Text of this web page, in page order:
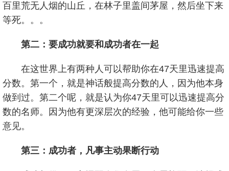
百里荒无人烟的山丘，在林子里盖间茅屋，然后坐下来
等死。。。
第二：要成功就要和成功者在一起
在这世界上有两种人可以帮助你在47天里迅速提高
分数。第一个，就是神话般提高分数的人，因为他本身
做到过。第二个呢，就是认为你47天里可以迅速提高分
数的名师。因为他有更深层次的经验，他可能给你一些
意见。
第三：成功者，凡事主动果断行动